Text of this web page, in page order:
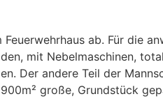
ab. Für die
mit Nebelmaschinen,
Der andere Teil der
große, Grundstück